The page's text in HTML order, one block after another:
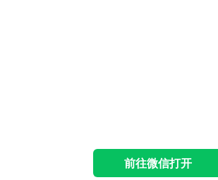
前往微信打开